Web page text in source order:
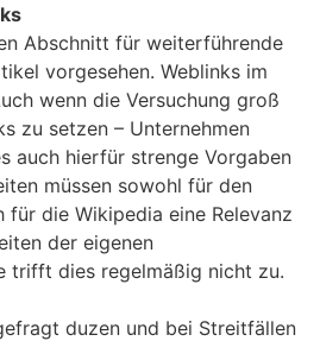
Abschnitt für weiterführende
vorgesehen. Weblinks im
wenn die Versuchung groß
zu setzen – Unternehmen
auch hierfür strenge Vorgaben
müssen sowohl für den
die Wikipedia eine Relevanz
der eigenen
trifft dies regelmäßig nicht zu.
duzen und bei Streitfällen